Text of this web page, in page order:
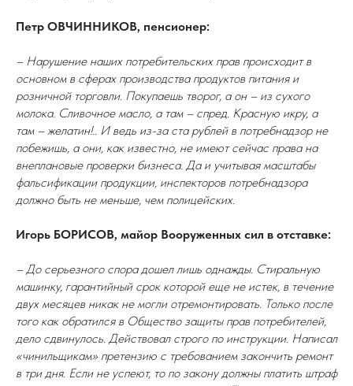
Петр ОВЧИННИКОВ, пенсионер:
– Нарушение наших потребительских прав происходит в
основном в сферах производства продуктов питания и
розничной торговли. Покупаешь творог, а он – из сухого
молока. Сливочное масло, а там – спред. Красную икру, а
там – желатин!.. И ведь из-за ста рублей в потребнадзор не
побежишь, а они, как известно, не имеют сейчас права на
внеплановые проверки бизнеса. Да и учитывая масштабы
фальсификации продукции, инспекторов потребнадзора
должно быть не меньше, чем полицейских.
Игорь БОРИСОВ, майор Вооруженных сил в отставке:
– До серьезного спора дошел лишь однажды. Стиральную
машинку, гарантийный срок которой еще не истек, в течение
двух месяцев никак не могли отремонтировать. Только после
того как обратился в Общество защиты прав потребителей,
дело сдвинулось. Действовал строго по инструкции. Написал
«чинильщикам» претензию с требованием закончить ремонт
в три дня. Если не успеют, то по закону должны платить штраф